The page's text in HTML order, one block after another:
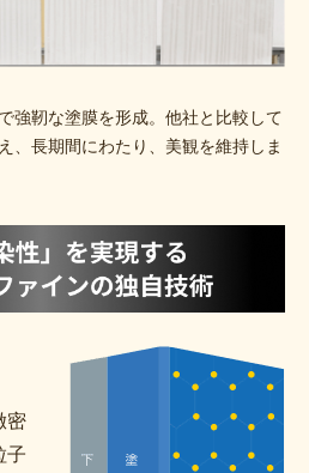
強靭な塗膜を形成。他社と比較して
、長期間にわたり、美観を維持しま
密
子